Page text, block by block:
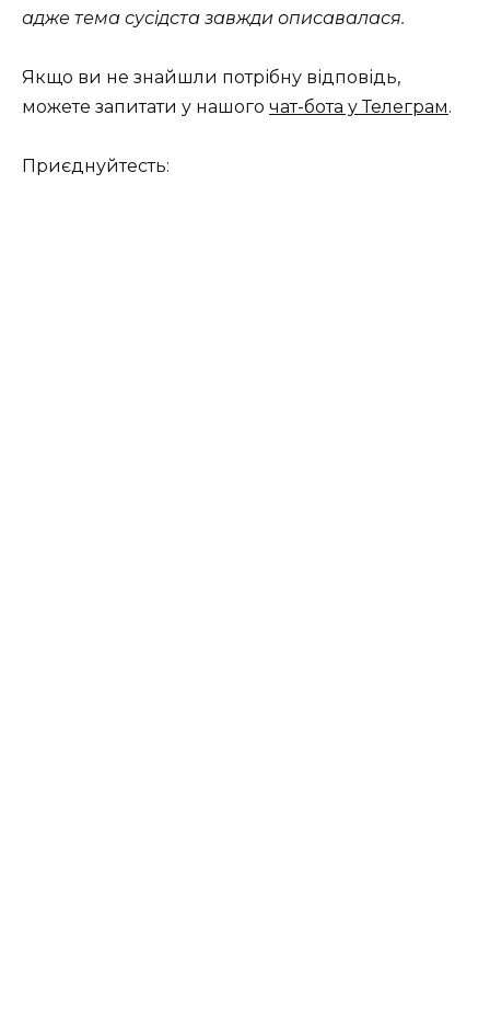
адже тема сусідста завжди описавалася.
Якщо ви не знайшли потрібну відповідь,
можете запитати у нашого чат-бота у Телеграм.
Приєднуйтесть: